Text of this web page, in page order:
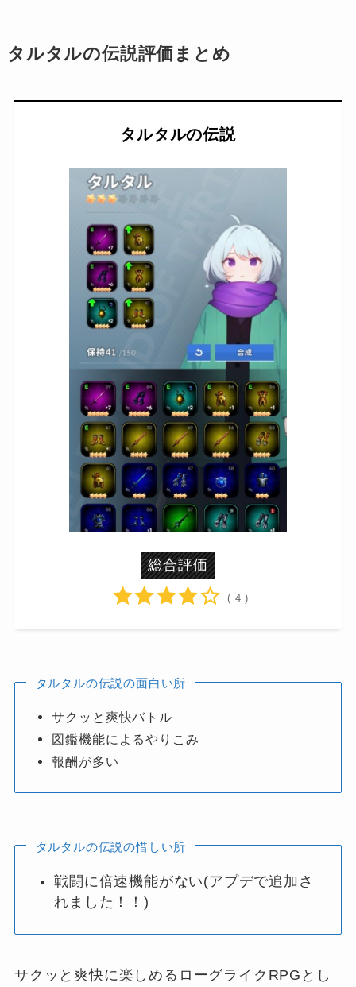
タルタルの伝説評価まとめ
タルタルの伝説
総合評価
( 4 )
タルタルの伝説の面白い所
サクッと爽快バトル
図鑑機能によるやりこみ
報酬が多い
タルタルの伝説の惜しい所
戦闘に倍速機能がない(アプデで追加さ
れました！！)
サクッと爽快に楽しめるローグライクRPGとし